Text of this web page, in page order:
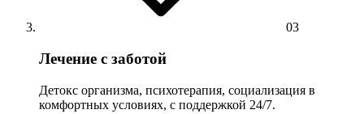
03
Лечение с заботой
Детокс организма, психотерапия, социализация в
комфортных условиях, с поддержкой 24/7.